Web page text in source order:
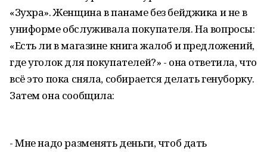
«Зухра». Женщина в панаме без бейджика и не в
униформе обслуживала покупателя. На вопросы:
«Есть ли в магазине книга жалоб и предложений,
где уголок для покупателей?» - она ответила, что
всё это пока сняла, собирается делать генуборку.
Затем она сообщила:
- Мне надо разменять деньги, чтоб дать